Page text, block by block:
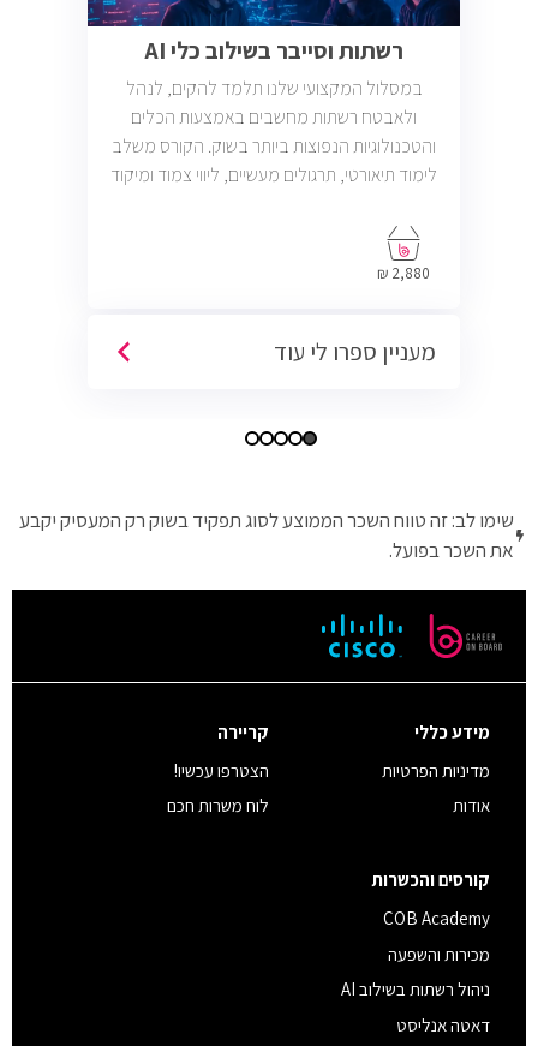
רשתות וסייבר בשילוב כלי AI
במסלול המקצועי שלנו תלמד להקים, לנהל
ולאבטח רשתות מחשבים באמצעות הכלים
והטכנולוגיות הנפוצות ביותר בשוק. הקורס משלב
לימוד תיאורטי, תרגולים מעשיים, ליווי צמוד ומיקוד
2,880 ₪
מעניין ספרו לי עוד
שימו לב: זה טווח השכר הממוצע לסוג תפקיד בשוק רק המעסיק יקבע
את השכר בפועל.
מידע כללי
מדיניות הפרטיות
אודות
קריירה
הצטרפו עכשיו!
לוח משרות חכם
קורסים והכשרות
COB Academy
מכירות והשפעה
ניהול רשתות בשילוב AI
דאטה אנליסט